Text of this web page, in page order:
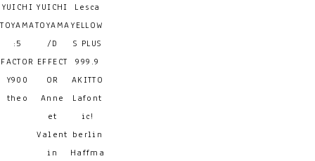
YUICHI
TOYAMA
:5
YUICHI
TOYAMA
/D
Lesca
YELLOW
S PLUS
FACTOR
Y900
EFFECT
OR
999.9
AKITTO
theo
Anne
et
Valent
in
Lafont
ic!
berlin
Haffma